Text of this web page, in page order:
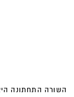
השורה התחתונה